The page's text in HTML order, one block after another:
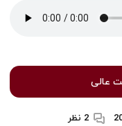
عالی
2 نظر